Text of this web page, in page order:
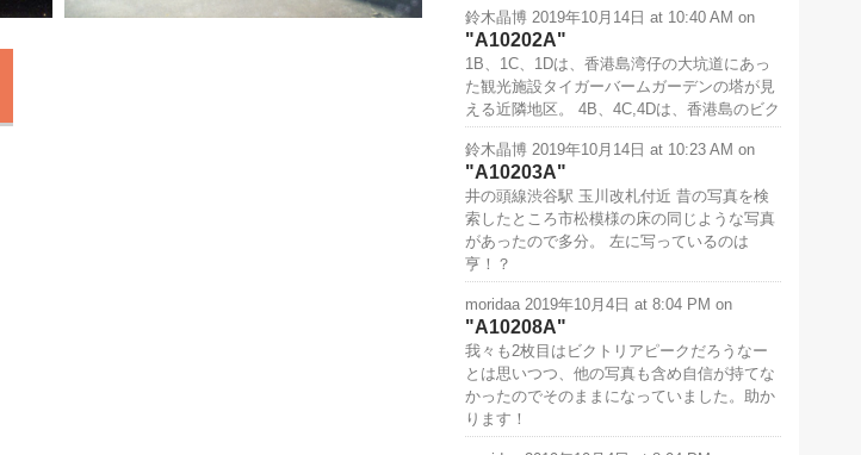
鈴木晶博 2019年10月14日 at 10:40 AM on
A10202A
1B、1C、1Dは、香港島湾仔の大坑道にあっ
た観光施設タイガーバームガーデンの塔が見
える近隣地区。 4B、4C,4Dは、香港島のビク
鈴木晶博 2019年10月14日 at 10:23 AM on
A10203A
井の頭線渋谷駅 玉川改札付近 昔の写真を検
索したところ市松模様の床の同じような写真
があったので多分。 左に写っているのは
亨！？
moridaa 2019年10月4日 at 8:04 PM on
A10208A
我々も2枚目はビクトリアピークだろうなー
とは思いつつ、他の写真も含め自信が持てな
かったのでそのままになっていました。助か
ります！